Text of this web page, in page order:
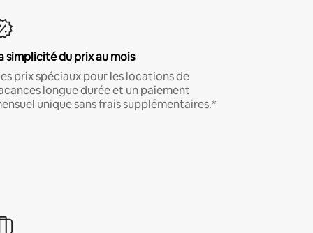
simplicité du prix au mois
prix spéciaux pour les locations de
longue durée et un paiement
unique sans frais supplémentaires.*